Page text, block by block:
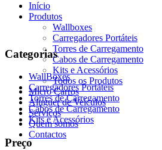
Início
Produtos
Wallboxes
Carregadores Portáteis
Torres de Carregamento
Cabos de Carregamento
Kits e Acessórios
Todos os Produtos
Micro Carros
Aluguer de Veículos
Serviços
Quem somos
Contactos
Categorias
WallBoxes
Carregadores Portáteis
Torres de Carregamento
Cabos de Carregamento
Kits e Acessórios
Preço